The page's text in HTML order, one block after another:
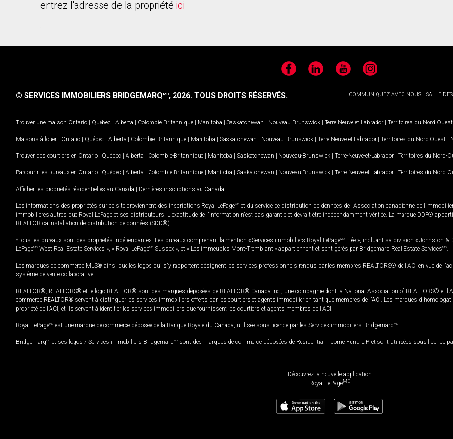
entrez l'adresse de la propriété ici
.
FacebookLinkedIn YouTubeInstagram
COMMUNIQUEZ AVEC NOUS SALLE
© SERVICES IMMOBILIERS BRIDGEMARQMD, 2026. TOUS DROITS RÉSERVÉS.
Trouver une maison Ontario | Québec | Alberta | Colombie-Britannique | Manitoba | Saskatchewan | Nouveau-Brunswick | Terre-Neuve-et-Labrador | Territoires du Nord-Ouest
Maisons à louer - Ontario | Québec | Alberta | Colombie-Britannique | Manitoba | Saskatchewan | Nouveau-Brunswick | Terre-Neuve-et-Labrador | Territoires du Nord-Ouest |
Trouver des courtiers en Ontario | Québec | Alberta | Colombie-Britannique | Manitoba | Saskatchewan | Nouveau-Brunswick | Terre-Neuve-et-Labrador | Territoires du Nord-
Parcourir les bureaux en Ontario | Québec | Alberta | Colombie-Britannique | Manitoba | Saskatchewan | Nouveau-Brunswick | Terre-Neuve-et-Labrador | Territoires du Nord-
Afficher les propriétés résidentielles au Canada | Dernières inscriptions au Canada
Les informations des propriétés sur ce site proviennent des inscriptions Royal LePageMD et du service de distribution de données de l'Association canadienne de
immobilières autres que Royal LePage et ses distributeurs. L'exactitude de l'information n'est pas garantie et devrait être indépendamment vérifiée. La marque DDF®
REALTOR.ca Installation de distribution de données (SDD®).
*Tous les bureaux sont des propriétés indépendantes. Les bureaux comprenant la mention « Services immobiliers Royal LePageMD Ltée », incluant sa division « Johnston &
LePageMD West Real Estate Services », « Royal LePageMD Sussex », et « Les immeubles Mont-Tremblant » appartiennent et sont gérés par Bridgemarq Real Estate ServicesMD
Les marques de commerce MLS® ainsi que les logos qui s'y rapportent désignent les services professionnels rendus par les membres REALTORS® de l'ACI en vue de
système de vente collaborative.
REALTOR®, REALTORS® et le logo REALTOR® sont des marques déposées de REALTOR® Canada Inc., une compagnie dont la National Association of REALTORS® et
commerce REALTOR® servent à distinguer les services immobiliers offerts par les courtiers et agents immobilier en tant que membres de l'ACI. Les marques
propriété de l'ACI, et ils servent à identifier les services immobiliers que fournissent les courtiers et agents membres de l'ACI.
Royal LePageMD est une marque de commerce déposée de la Banque Royale du Canada, utilisée sous licence par les Services immobiliers BridgemarqMD
BridgemarqMD et ses logos / Services immobiliers BridgemarqMD sont des marques de commerce déposées de Residential Income Fund L.P. et sont utilisées sous licence
Découvrez la nouvelle application
Royal LePageMD